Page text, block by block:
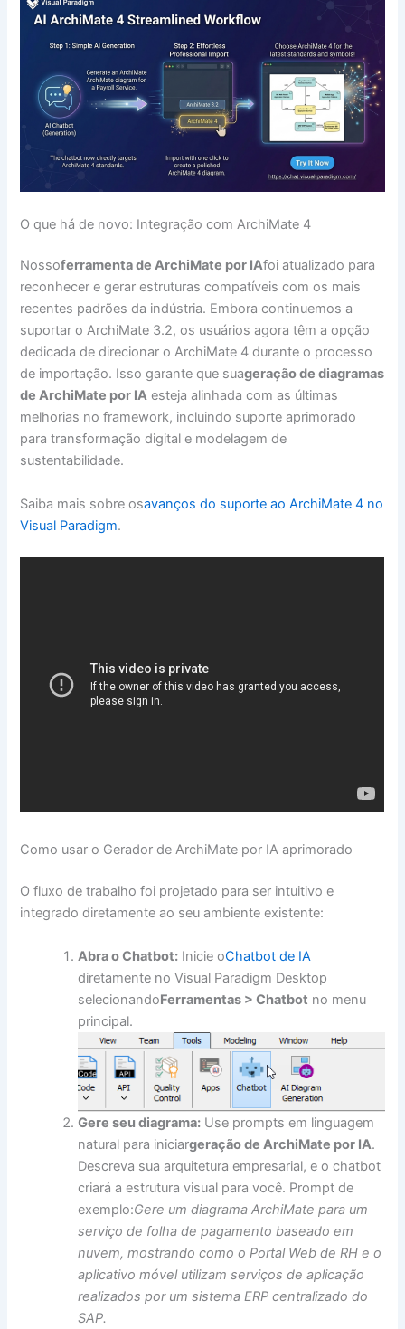
O que há de novo: Integração com ArchiMate 4
Nossoferramenta de ArchiMate por IAfoi atualizado para
reconhecer e gerar estruturas compatíveis com os mais
recentes padrões da indústria. Embora continuemos a
suportar o ArchiMate 3.2, os usuários agora têm a opção
dedicada de direcionar o ArchiMate 4 durante o processo
de importação. Isso garante que suageração de diagramas
de ArchiMate por IA esteja alinhada com as últimas
melhorias no framework, incluindo suporte aprimorado
para transformação digital e modelagem de
sustentabilidade.
Saiba mais sobre osavanços do suporte ao ArchiMate 4 no
Visual Paradigm.
Como usar o Gerador de ArchiMate por IA aprimorado
O fluxo de trabalho foi projetado para ser intuitivo e
integrado diretamente ao seu ambiente existente:
Abra o Chatbot: Inicie oChatbot de IA
diretamente no Visual Paradigm Desktop
selecionandoFerramentas > Chatbot no menu
principal.
Gere seu diagrama: Use prompts em linguagem
natural para iniciargeração de ArchiMate por IA.
Descreva sua arquitetura empresarial, e o chatbot
criará a estrutura visual para você. Prompt de
exemplo:Gere um diagrama ArchiMate para um
serviço de folha de pagamento baseado em
nuvem, mostrando como o Portal Web de RH e o
aplicativo móvel utilizam serviços de aplicação
realizados por um sistema ERP centralizado do
SAP.